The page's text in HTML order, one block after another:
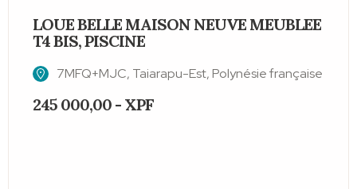
LOUE BELLE MAISON NEUVE MEUBLEE
T4 BIS, PISCINE
7MFQ+MJC, Taiarapu-Est, Polynésie française
245 000,00 - XPF